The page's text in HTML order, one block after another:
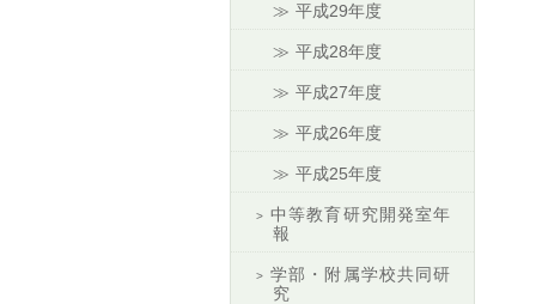
平成29年度
平成28年度
平成27年度
平成26年度
平成25年度
中等教育研究開発室年
報
学部・附属学校共同研
究